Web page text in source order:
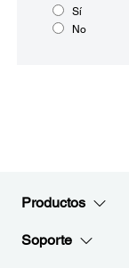
Sí
No
Productos
Soporte